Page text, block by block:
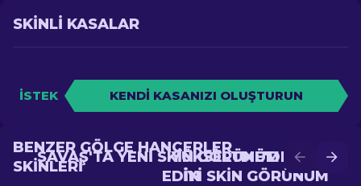
SKINLI KASALAR
İSTEK KENDI KASANIZI OLUŞTURUN
YÜKSELTME'DE DAHA
IYI SKIN GÖRÜNÜM
SAVAŞ'TA YENI SKIN GÖRÜNÜM ELDE
EDIN
BENZER GÖLGE HANÇERLER
SKINLERI